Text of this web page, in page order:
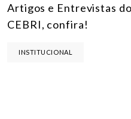
Artigos e Entrevistas
CEBRI, confira!
INSTITUCIONAL